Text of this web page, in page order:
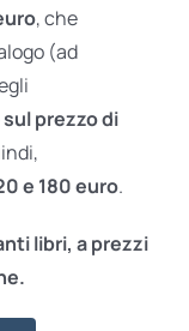
, che
(ad
prezzo di
e 180 euro.
libri, a prezzi